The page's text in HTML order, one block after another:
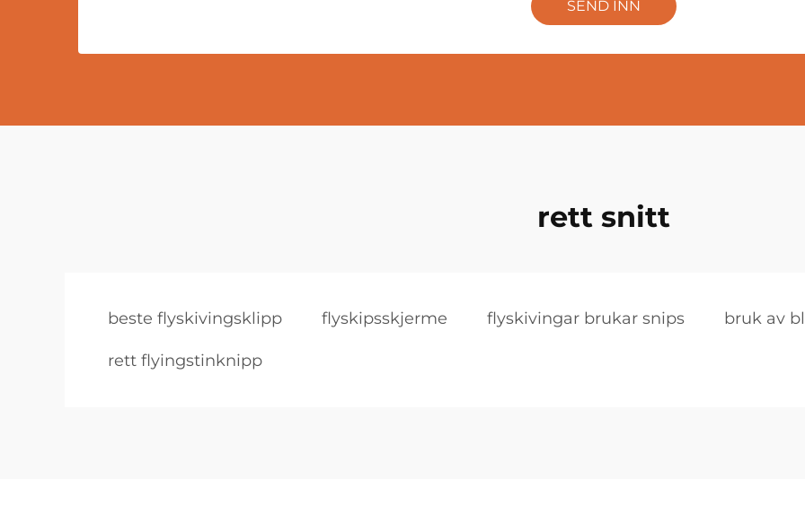
SEND INN
rett snitt
beste flyskivingsklipp flyskipsskjerme flyskivingar brukar snips bruk av
rett flyingstinknipp